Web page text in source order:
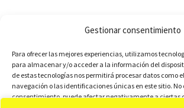
Gestionar consentimiento
Para ofrecer las mejores experiencias, utilizamos
para almacenar y/o acceder a la información del
de estas tecnologías nos permitirá procesar datos como
navegación o las identificaciones únicas en este sitio.
consentimiento, puede afectar negativamente a ciertas